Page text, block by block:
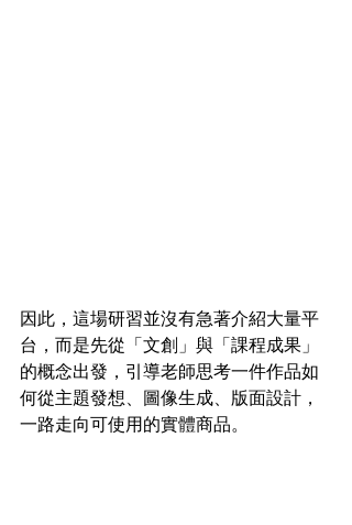
因此，這場研習並沒有急著介紹大量平
台，而是先從「文創」與「課程成果」
的概念出發，引導老師思考一件作品如
何從主題發想、圖像生成、版面設計，
一路走向可使用的實體商品。